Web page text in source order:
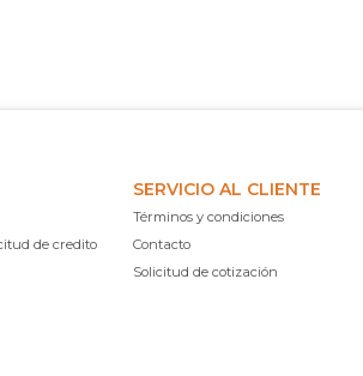
de credito
SERVICIO AL CLIENTE
Términos y condiciones
Contacto
Solicitud de cotización